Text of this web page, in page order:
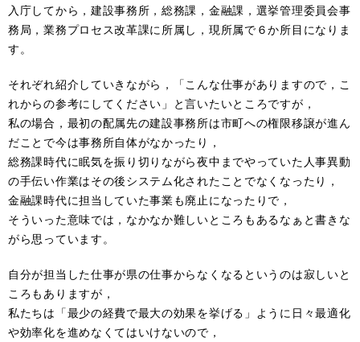
入庁してから，建設事務所，総務課，金融課，選挙管理委員会事
務局，業務プロセス改革課に所属し，現所属で６か所目になりま
す。
それぞれ紹介していきながら，「こんな仕事がありますので，こ
れからの参考にしてください」と言いたいところですが，
私の場合，最初の配属先の建設事務所は市町への権限移譲が進ん
だことで今は事務所自体がなかったり，
総務課時代に眠気を振り切りながら夜中までやっていた人事異動
の手伝い作業はその後システム化されたことでなくなったり，
金融課時代に担当していた事業も廃止になったりで，
そういった意味では，なかなか難しいところもあるなぁと書きな
がら思っています。
自分が担当した仕事が県の仕事からなくなるというのは寂しいと
ころもありますが，
私たちは「最少の経費で最大の効果を挙げる」ように日々最適化
や効率化を進めなくてはいけないので，